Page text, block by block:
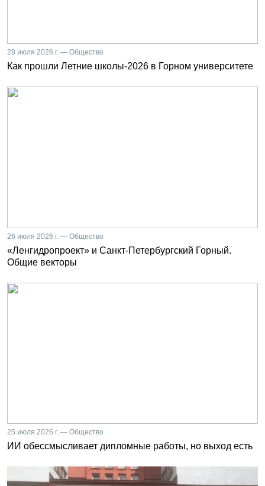
28 июля 2026 г. — Общество
Как прошли Летние школы-2026 в Горном университете
26 июля 2026 г. — Общество
«Ленгидропроект» и Санкт-Петербургский Горный.
Общие векторы
25 июля 2026 г. — Общество
ИИ обессмысливает дипломные работы, но выход есть